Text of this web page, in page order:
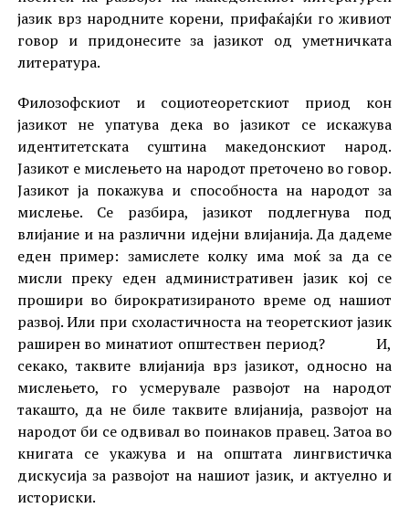
јазик врз народните корени, прифаќајќи го живиот
говор и придонесите за јазикот од уметничката
литература.
Филозофскиот и социотеоретскиот приод кон
јазикот не упатува дека во јазикот се искажува
идентитетската суштина македонскиот народ.
Јазикот е мислењето на народот преточено во говор.
Јазикот ја покажува и способноста на народот за
мислење. Се разбира, јазикот подлегнува под
влијание и на различни идејни влијанија. Да дадеме
еден пример: замислете колку има моќ за да се
мисли преку еден административен јазик кој се
прошири во бирократизираното време од нашиот
развој. Или при схоластичноста на теоретскиот јазик
раширен во минатиот општествен период? И,
секако, таквите влијанија врз јазикот, односно на
мислењето, го усмерувале развојот на народот
такашто, да не биле таквите влијанија, развојот на
народот би се одвивал во поинаков правец. Затоа во
книгата се укажува и на општата лингвистичка
дискусија за развојот на нашиот јазик, и актуелно и
историски.